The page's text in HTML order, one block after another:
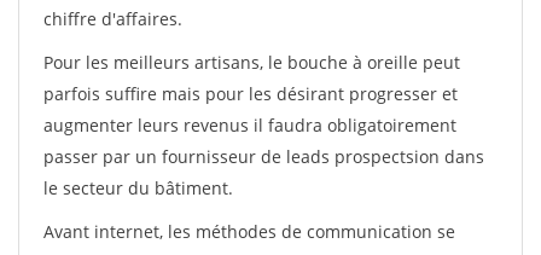
chiffre d'affaires.
Pour les meilleurs artisans, le bouche à oreille peut
parfois suffire mais pour les désirant progresser et
augmenter leurs revenus il faudra obligatoirement
passer par un fournisseur de leads prospectsion dans
le secteur du bâtiment.
Avant internet, les méthodes de communication se